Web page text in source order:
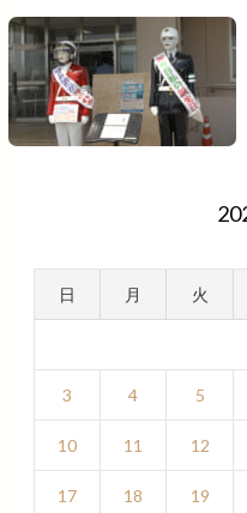
日 月 火
3 4 5
10 11 12
17 18 19